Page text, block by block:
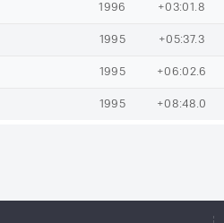
1996 +03:01.8
1995 +05:37.3
1995 +06:02.6
1995 +08:48.0